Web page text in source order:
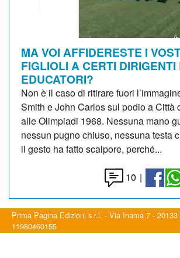
MA VOI AFFIDERESTE I
FIGLIOLI A CERTI DIRIGENTI
EDUCATORI?
Non è il caso di ritirare fuori
Smith e John Carlos sul podio a Città
alle Olimpiadi 1968. Nessuna mano
nessun pugno chiuso, nessuna testa
il gesto ha fatto scalpore, perché...
10 |
Prima Pagina Edizioni s.r.l. - Via Inama 7 -
11980460155